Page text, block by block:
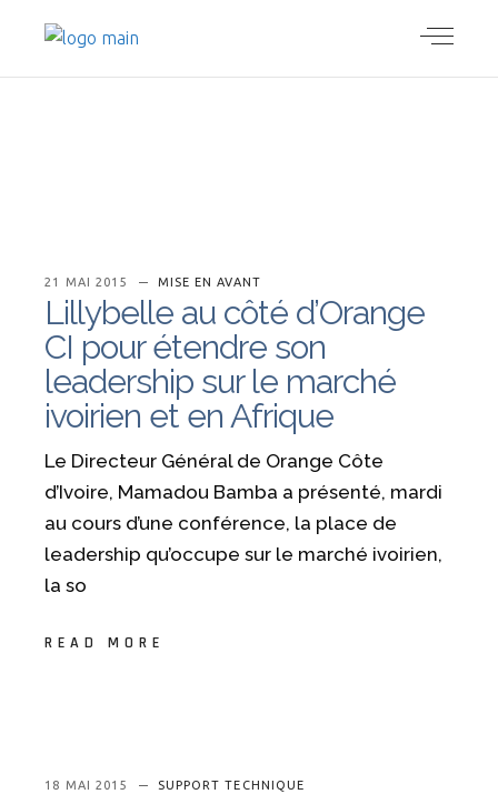
21 MAI 2015 MISE EN AVANT
Lillybelle au côté d’Orange
CI pour étendre son
leadership sur le marché
ivoirien et en Afrique
Le Directeur Général de Orange Côte
d’Ivoire, Mamadou Bamba a présenté, mardi
au cours d’une conférence, la place de
leadership qu’occupe sur le marché ivoirien,
la so
READ MORE
18 MAI 2015 SUPPORT TECHNIQUE